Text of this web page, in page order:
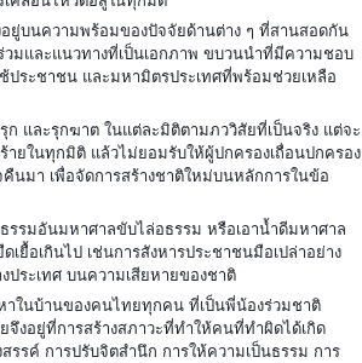
ยู่บนความพร้อมของปัจจัยด้านต่าง ๆ ที่สานสอดกัน
และแนวทางที่เป็นเอกภาพ ขบวนนำที่มีความชอบ
ประชาชน และมหามิตรประเทศที่พร้อมช่วยเหลือ
และรุกฆาต ในแต่ละมิติตามภววิสัยที่เป็นจริง แต่จะ
ยในทุกมิติ แล้วไม่ยอมรับให้ผู้ปกครองเถื่อนปกครอง
นมา เพื่อจัดการสร้างชาติใหม่บนหลักการในข้อ
รรมอันมหาศาลขับไล่อธรรม หรือเอาน้ำดีมหาศาล
ยื้อเกินไป เช่นการสังหารประชาชนมือเปล่าอย่าง
ประเทศ บนความเสียหายของชาติ
ในบ้านของคนไทยทุกคน ที่เป็นพี่น้องร่วมชาติ
งอยู่ที่การสร้างสภาวะที่ทำให้คนที่ทำผิดได้เกิด
รรค์ การปรับจิตสำนึก การให้ความเป็นธรรม การ